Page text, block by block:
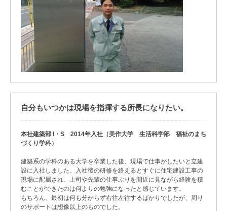
自分もいつかは現場を指揮する所長になりたい。
本社建築部 I・S 2014年入社（美作大学 生活科学部 福祉のまち
づくり学科）
建築系の学科のある大学を卒業した後、現場で仕事がしたいと立建
設に入社しました。入社後の研修を終えるとすぐに住宅建設工事の
現場に配属され、上司や先輩の仕事ぶりを間近に見ながら経験を積
むことができたのは何よりの勉強になったと感じています。
もちろん、最初は何も分からず右往左往するばかりでしたが、周り
のサポートは想像以上のものでした。